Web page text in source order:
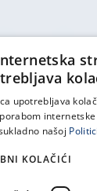
upotrebljava
našoj
KOLAČIĆI